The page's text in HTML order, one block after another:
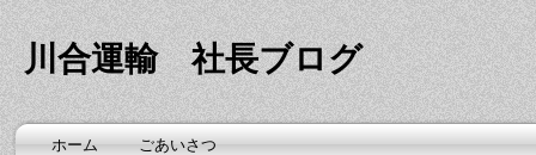
川合運輸 社長ブログ
ホーム ごあいさつ